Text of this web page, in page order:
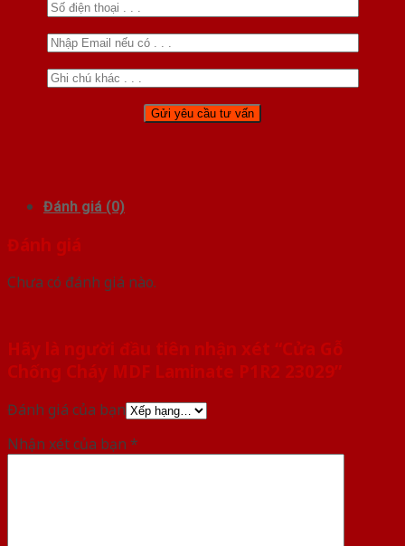
Đánh giá (0)
Đánh giá
Chưa có đánh giá nào.
Hãy là người đầu tiên nhận xét “Cửa Gỗ
Chống Cháy MDF Laminate P1R2 23029”
Đánh giá của bạn
Nhận xét của bạn *